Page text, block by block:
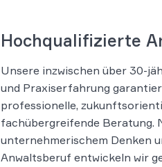
Hochqualifizierte
Unsere inzwischen über 30-
und Praxiserfahrung
professionelle,
fachübergreifende Beratung.
unternehmerischem Denken
Anwaltsberuf entwickeln wir